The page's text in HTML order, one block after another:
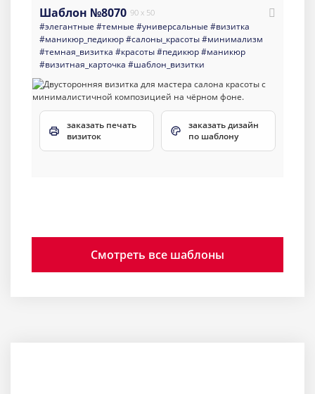
Шаблон №8070 90 x 50
#элегантные #темные #универсальные #визитка
#маникюр_педикюр#салоны_красоты#минимализм
#темная_визитка #красоты#педикюр#маникюр
#визитная_карточка #шаблон_визитки
заказать печать
визиток
заказать дизайн
по шаблону
Смотреть все шаблоны